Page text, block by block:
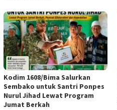
Kodim 1608/Bima Salurkan
Sembako untuk Santri Ponpes
Nurul Jihad Lewat Program
Jumat Berkah